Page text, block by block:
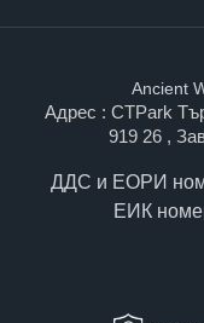
Ancient
Адрес : CTPark
919 26 ,
ДДС и ЕОРИ
ЕИК